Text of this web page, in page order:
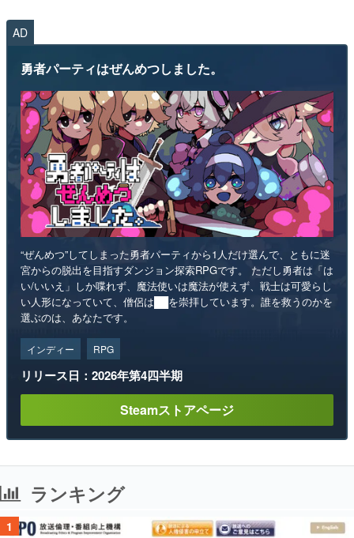
AD
勇者パーティはぜんめつしました。
“ぜんめつ”してしまった勇者パーティから1人だけ選んで、ともに迷
宮からの脱出を目指すダンジョン探索RPGです。 ただし勇者は「は
い/いいえ」しか喋れず、魔法使いは魔法が使えず、戦士は可愛らし
い人形になっていて、僧侶は██を崇拝しています。誰を救うのかを
選ぶのは、あなたです。
インディー RPG
リリース日：2026年第4四半期
Steamストアページ
ランキング
1